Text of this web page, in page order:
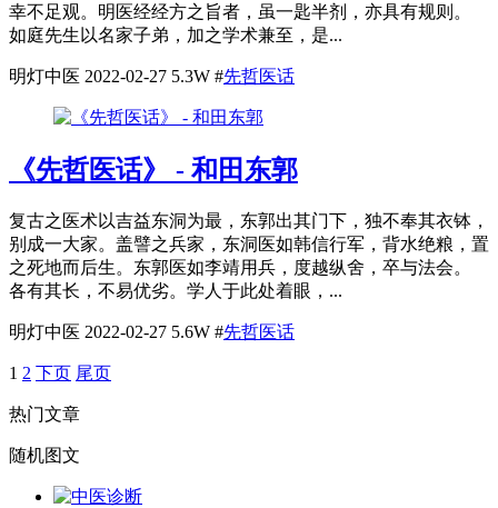
幸不足观。明医经经方之旨者，虽一匙半剂，亦具有规则。
如庭先生以名家子弟，加之学术兼至，是...
明灯中医 2022-02-27 5.3W #先哲医话
《先哲医话》 - 和田东郭
复古之医术以吉益东洞为最，东郭出其门下，独不奉其衣钵，
别成一大家。盖譬之兵家，东洞医如韩信行军，背水绝粮，置
之死地而后生。东郭医如李靖用兵，度越纵舍，卒与法会。
各有其长，不易优劣。学人于此处着眼，...
明灯中医 2022-02-27 5.6W #先哲医话
1 2 下页 尾页
热门文章
随机图文